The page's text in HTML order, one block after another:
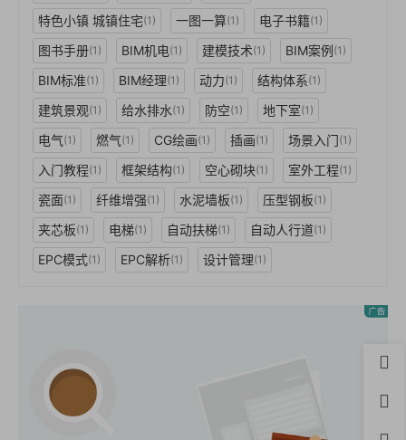
特色小镇 城镇住宅(1) 一图一算(1) 电子书籍(1)
图书手册(1) BIM机电(1) 建模技术(1) BIM案例(1)
BIM标准(1) BIM经理(1) 动力(1) 结构体系(1)
建筑景观(1) 给水排水(1) 防空(1) 地下室(1)
电气(1) 燃气(1) CG绘画(1) 插画(1) 场景入门(1)
入门教程(1) 框架结构(1) 空心砌块(1) 室外工程(1)
瓷面(1) 纤维增强(1) 水泥墙板(1) 压型钢板(1)
夹芯板(1) 电梯(1) 自动扶梯(1) 自动人行道(1)
EPC模式(1) EPC解析(1) 设计管理(1)